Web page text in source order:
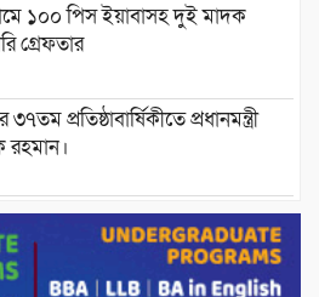
১০০ পিস ইয়াবাসহ দুই মাদক
গ্রেফতার
৩৭তম প্রতিষ্ঠাবার্ষিকীতে প্রধানমন্ত্রী
রহমান।
হাশিমপুর ৪ নং ওয়ার্ডে ৫’শতাধিক
পরিবারের মাঝে খাদ্যসামগ্রী বিতরণ
মোরশেদ